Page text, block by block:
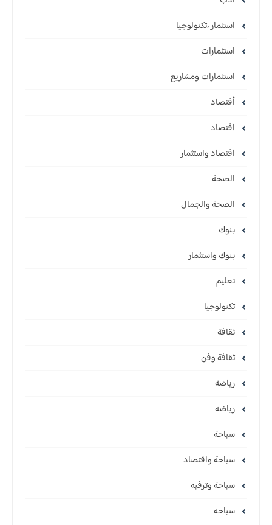
استثمار ،تكنولوجيا
استثمارات
استثمارات ومشاريع
أقتصاد
اقتصاد
اقتصاد واستثمار
الصحة
الصحة والجمال
بنوك
بنوك واستثمار
تعليم
تكنولوجيا
ثقافة
ثقافة وفن
رياضة
رياضه
سياحة
سياحة واقتصاد
سياحة وترفيه
سياحه